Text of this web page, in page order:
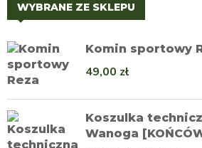
WYBRANE ZE SKLEPU
Komin sportowy
49,00 zł
Koszulka
Wanoga